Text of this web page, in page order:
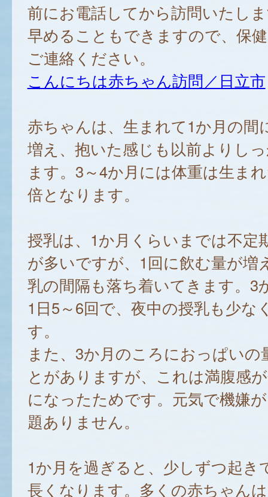
前にお電話してから訪問いたし
早めることもできますので、保
ご連絡ください。
こんにちは赤ちゃん訪問／日立市
赤ちゃんは、生まれて1か月の間
増え、抱いた感じも以前よりし
ます。3～4か月には体重は生ま
倍となります。
授乳は、1か月くらいまでは不定
が多いですが、1回に飲む量が増
乳の間隔も落ち着いてきます。3
1日5～6回で、夜中の授乳も少な
す。
また、3か月のころにおっぱいの
とがありますが、これは満腹感
になったためです。元気で機嫌
題ありません。
1か月を過ぎると、少しずつ起き
長くなります。多くの赤ちゃん